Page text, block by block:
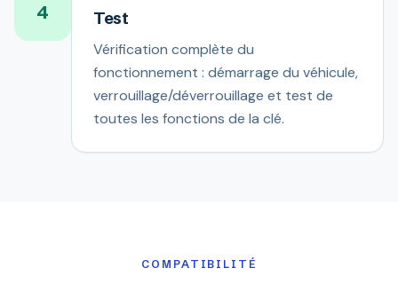
4 Test
Vérification complète du
fonctionnement : démarrage du véhicule,
verrouillage/déverrouillage et test de
toutes les fonctions de la clé.
COMPATIBILITÉ